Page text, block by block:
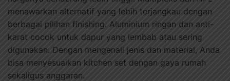
menawarkan alternatif yang lebih terjangkau dengan
berbagai pilihan finishing. Aluminium ringan dan anti-
karat cocok untuk dapur yang lembab atau sering
digunakan. Dengan mengenali jenis dan material, Anda
bisa menyesuaikan kitchen set dengan gaya rumah
sekaligus anggaran.